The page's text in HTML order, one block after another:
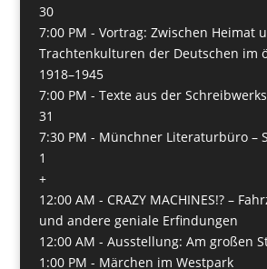
30
7:00 PM - Vortrag: Zwischen Heimat
Trachtenkulturen der Deutschen im
1918–1945
7:00 PM - Texte aus der
31
7:30 PM - Münchner Literaturbüro –
1
+
12:00 AM - CRAZY MACHINES!? –
und andere geniale Erfindungen
12:00 AM - Ausstellung: Am großen
1:00 PM - Märchen im Westpark